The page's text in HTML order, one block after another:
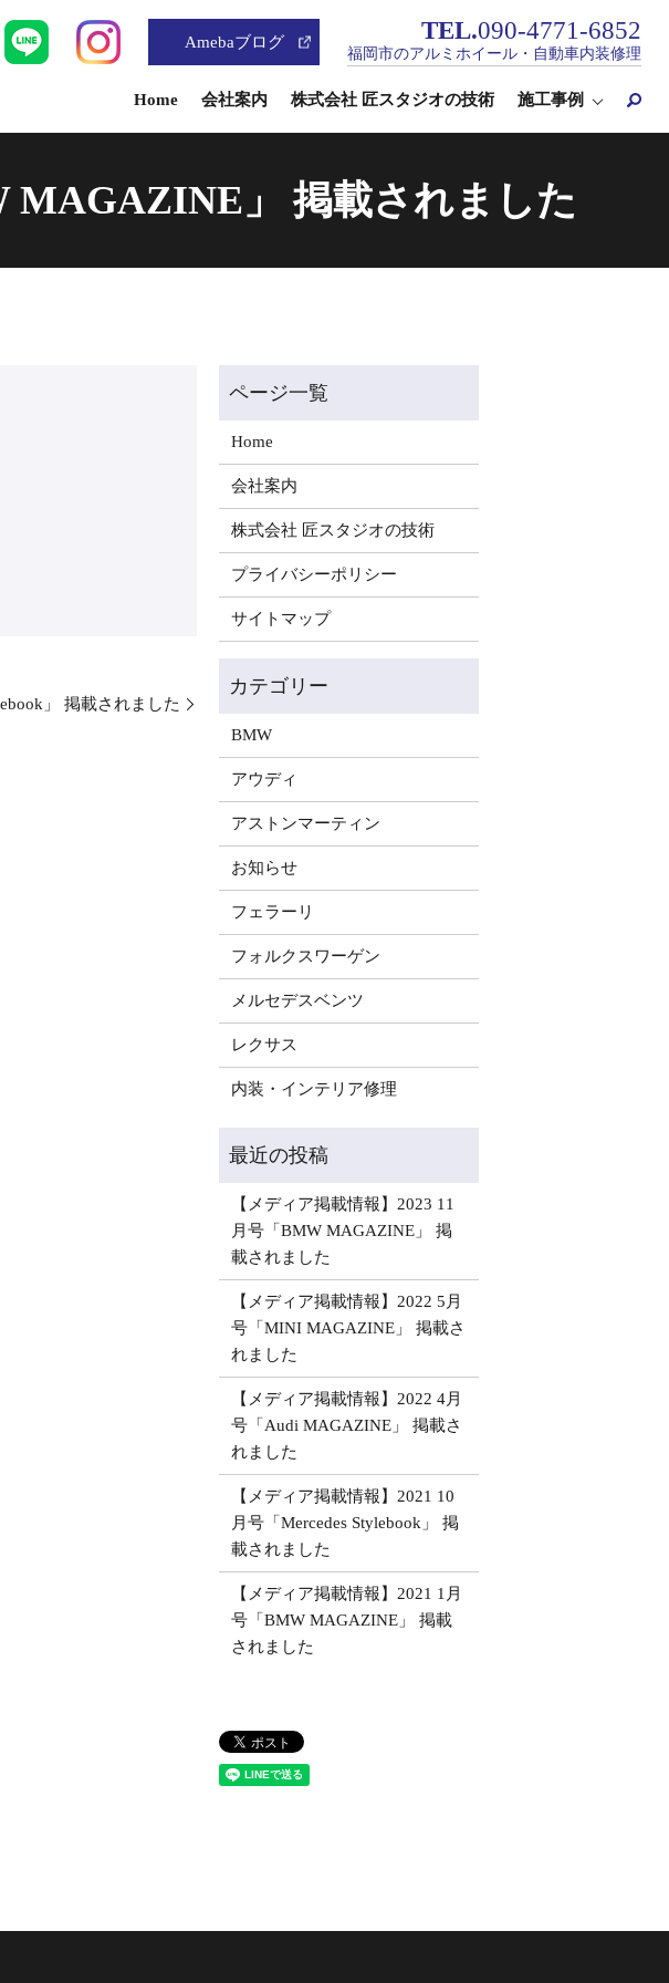
Amebaブログ TEL.090-4771-6852
福岡市のアルミホイール・自動車内装修理
Home 会社案内 株式会社 匠スタジオの技術 施工事例
MAGAZINE」 掲載されました
」 掲載されました
Home
会社案内
株式会社 匠スタジオの技術
プライバシーポリシー
サイトマップ
BMW
アウディ
アストンマーティン
お知らせ
フェラーリ
フォルクスワーゲン
メルセデスベンツ
レクサス
内装・インテリア修理
【メディア掲載情報】2023 11
月号「BMW MAGAZINE」 掲
載されました
【メディア掲載情報】2022 5月
号「MINI MAGAZINE」 掲載さ
れました
【メディア掲載情報】2022 4月
号「Audi MAGAZINE」 掲載さ
れました
【メディア掲載情報】2021 10
月号「Mercedes Stylebook」 掲
載されました
【メディア掲載情報】2021 1月
号「BMW MAGAZINE」 掲載
されました